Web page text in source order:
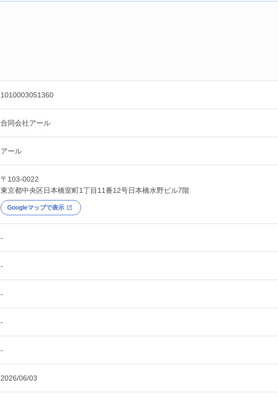
1010003051360
合同会社アール
アール
〒103-0022
東京都中央区日本橋室町1丁目11番12号日本橋水野ビル7階
Googleマップで表示
-
-
-
-
-
2026/06/03